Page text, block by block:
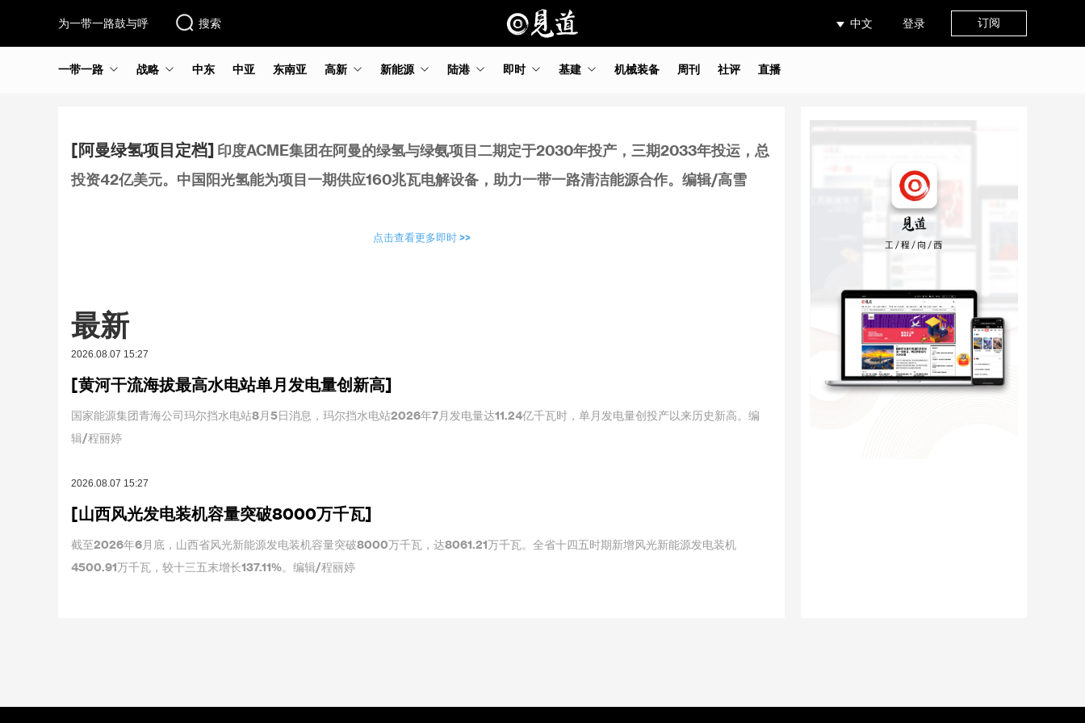
为一带一路鼓与呼 搜索 中文 登录 订阅
一带一路 战略 中东 中亚 东南亚 高新 新能源 陆港 即时 基建 机械装备 周刊 社评 直播
[阿曼绿氢项目定档] 印度ACME集团在阿曼的绿氢与绿氨项目二期定于2030年投产，三期2033年投运，总
投资42亿美元。中国阳光氢能为项目一期供应160兆瓦电解设备，助力一带一路清洁能源合作。编辑/高雪
点击查看更多即时 >>
最新
2026.08.07 15:27
[黄河干流海拔最高水电站单月发电量创新高]
国家能源集团青海公司玛尔挡水电站8月5日消息，玛尔挡水电站2026年7月发电量达11.24亿千瓦时，单月发电量创投产以来历史新高。编
辑/程丽婷
2026.08.07 15:27
[山西风光发电装机容量突破8000万千瓦]
截至2026年6月底，山西省风光新能源发电装机容量突破8000万千瓦，达8061.21万千瓦。全省十四五时期新增风光新能源发电装机
4500.91万千瓦，较十三五末增长137.11%。编辑/程丽婷